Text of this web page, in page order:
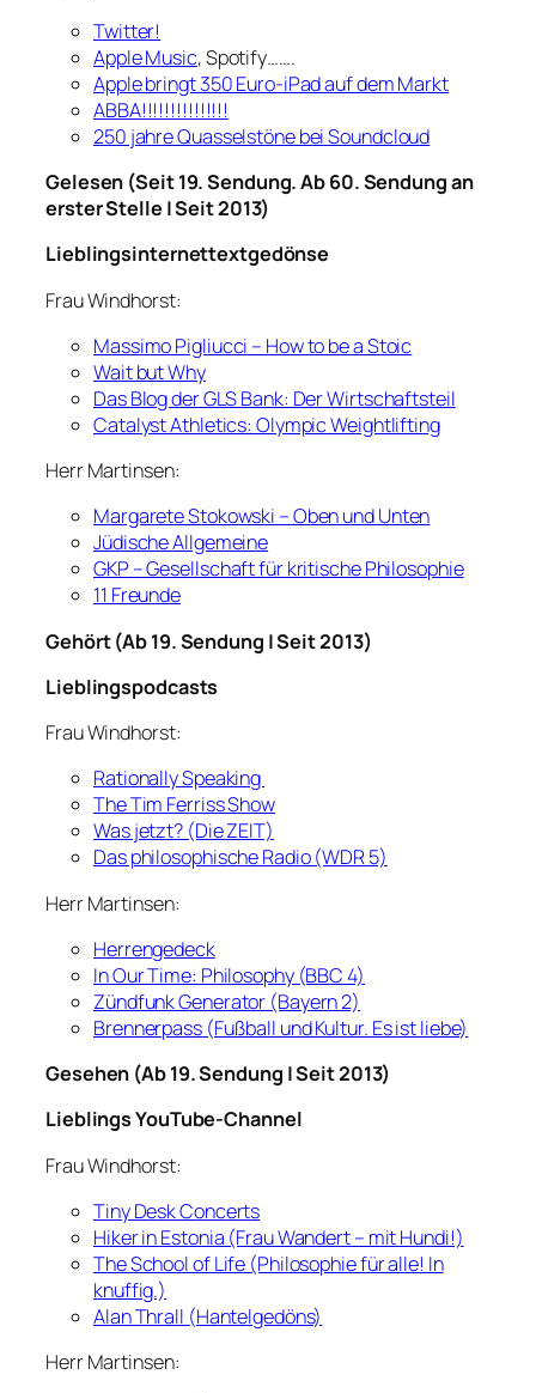
Twitter!
Apple Music, Spotify…….
Apple bringt 350 Euro-iPad auf dem Markt
ABBA!!!!!!!!!!!!!!!
250 jahre Quasselstöne bei Soundcloud
Gelesen (Seit 19. Sendung. Ab 60. Sendung an
erster Stelle | Seit 2013)
Lieblingsinternettextgedönse
Frau Windhorst:
Massimo Pigliucci – How to be a Stoic
Wait but Why
Das Blog der GLS Bank: Der Wirtschaftsteil
Catalyst Athletics: Olympic Weightlifting
Herr Martinsen:
Margarete Stokowski – Oben und Unten
Jüdische Allgemeine
GKP – Gesellschaft für kritische Philosophie
11 Freunde
Gehört (Ab 19. Sendung | Seit 2013)
Lieblingspodcasts
Frau Windhorst:
Rationally Speaking
The Tim Ferriss Show
Was jetzt? (Die ZEIT)
Das philosophische Radio (WDR 5)
Herr Martinsen:
Herrengedeck
In Our Time: Philosophy (BBC 4)
Zündfunk Generator (Bayern 2)
Brennerpass (Fußball und Kultur. Es ist liebe)
Gesehen (Ab 19. Sendung | Seit 2013)
Lieblings YouTube-Channel
Frau Windhorst:
Tiny Desk Concerts
Hiker in Estonia (Frau Wandert – mit Hundi!)
The School of Life (Philosophie für alle! In
knuffig.)
Alan Thrall (Hantelgedöns)
Herr Martinsen: